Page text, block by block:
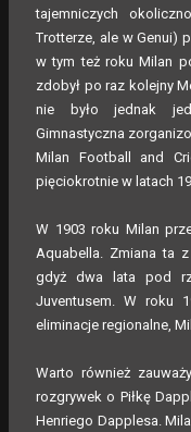
tajemniczych
Trotterze, ale w Genui)
w tym też roku Milan
zdobył po raz kolejny
nie było jednak
Gimnastyczna
Milan Football and
pięciokrotnie w latach
W 1903 roku Milan
Aquabella. Zmiana ta
gdyż dwa lata pod
Juventusem. W roku
eliminacje regionalne,
Warto również
rozgrywek o Piłkę
Henriego Dapplesa.